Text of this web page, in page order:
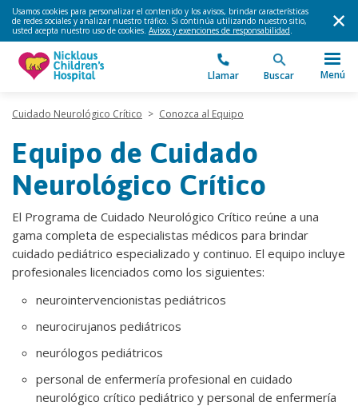
Usamos cookies para personalizar el contenido y los avisos, brindar características
de redes sociales y analizar nuestro tráfico. Si continúa utilizando nuestro sitio,
usted acepta nuestro uso de cookies. Avisos y exenciones de responsabilidad.
Llamar Buscar Menú
Cuidado Neurológico Crítico > Conozca al Equipo
Equipo de Cuidado
Neurológico Crítico
El Programa de Cuidado Neurológico Crítico reúne a una
gama completa de especialistas médicos para brindar
cuidado pediátrico especializado y continuo. El equipo incluye
profesionales licenciados como los siguientes:
neurointervencionistas pediátricos
neurocirujanos pediátricos
neurólogos pediátricos
personal de enfermería profesional en cuidado
neurológico crítico pediátrico y personal de enfermería